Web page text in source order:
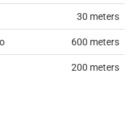
30 meters
600 meters
200 meters